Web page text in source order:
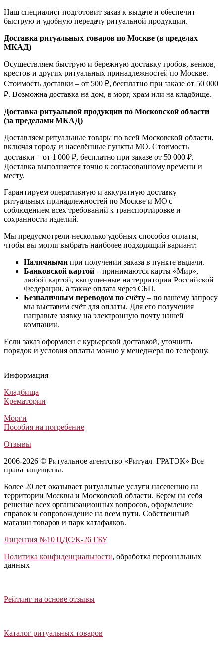
Наш специалист подготовит заказ к выдаче и обеспечит
быструю и удобную передачу ритуальной продукции.
Доставка ритуальных товаров по Москве (в пределах
МКАД)
Осуществляем быструю и бережную доставку гробов, венков,
крестов и других ритуальных принадлежностей по Москве.
Стоимость доставки – от 500 ₽, бесплатно при заказе от 50 000
₽. Возможна доставка на дом, в морг, храм или на кладбище.
Доставка ритуальной продукции по Московской области
(за пределами МКАД)
Доставляем ритуальные товары по всей Московской области,
включая города и населённые пункты МО. Стоимость
доставки – от 1 000 ₽, бесплатно при заказе от 50 000 ₽.
Доставка выполняется точно к согласованному времени и
месту.
Гарантируем оперативную и аккуратную доставку
ритуальных принадлежностей по Москве и МО с
соблюдением всех требований к транспортировке и
сохранности изделий.
Мы предусмотрели несколько удобных способов оплаты,
чтобы вы могли выбрать наиболее подходящий вариант:
Наличными при получении заказа в пункте выдачи.
Банковской картой – принимаются карты «Мир»,
любой картой, выпущенные на территории Российской
Федерации, а также оплата через СБП.
Безналичным переводом по счёту – по вашему запросу
мы выставим счёт для оплаты. Для его получения
направьте заявку на электронную почту нашей
компании.
Если заказ оформлен с курьерской доставкой, уточнить
порядок и условия оплаты можно у менеджера по телефону.
Памятники на могилу
Памятники на могилу
Памятники на могилу
Памятники на могилу
Информация
Кладбища
Крематории
Морги
Пособия на погребение
Отзывы
2006-2026 © Ритуальное агентство «Ритуал–ГРАТЭК» Все
права защищены.
Более 20 лет оказывает ритуальные услуги населению на
территории Москвы и Московской области. Берем на себя
решение всех организационных вопросов, оформление
справок и сопровождение на всем пути. Собственный
магазин товаров и парк катафалков.
Лицензия №10 ЦДС/К-26 ГБУ
Политика конфиденциальности, обработка персональных
данных
Рейтинг на основе отзывы
Каталог ритуальных товаров